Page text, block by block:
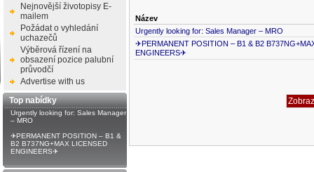
Nejnovější životopisy E-
mailem
Požádat o vyhledání
uchazečů
Výběrová řízení na
obsazení pozice palubní
průvodčí
Advertise with us
Top nabídky
Urgently looking for: Sales Manager
– MRO
✈PERMANENT POSITION – B1 &
B2 B737NG+MAX LICENSED
ENGINEERS✈
Název
Urgently looking for: Sales Manager – MRO
✈PERMANENT POSITION – B1 & B2
ENGINEERS✈